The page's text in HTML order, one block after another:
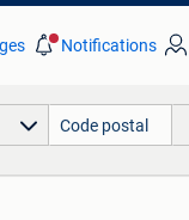
Notifications